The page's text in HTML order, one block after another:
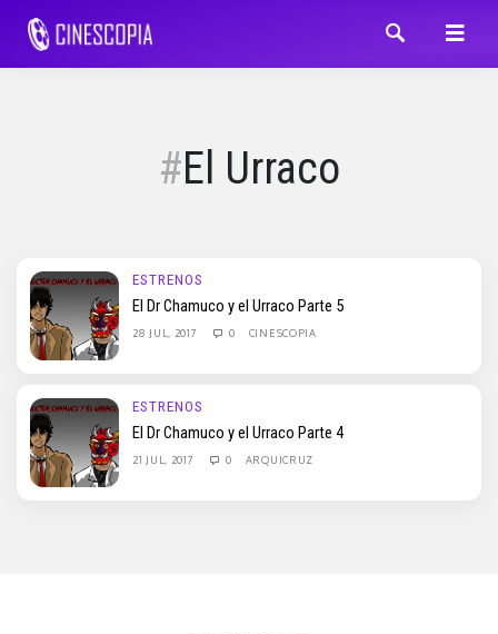
El Urraco
ESTRENOS
El Dr Chamuco y el Urraco Parte 5
28 JUL, 2017 0 CINESCOPIA
ESTRENOS
El Dr Chamuco y el Urraco Parte 4
21 JUL, 2017 0 ARQUICRUZ